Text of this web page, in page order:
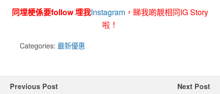
同埋梗係要follow 埋我Instagram ，睇我啲靚相同IG Story
啦！
Categories: 最新優惠
Previous Post Next Post